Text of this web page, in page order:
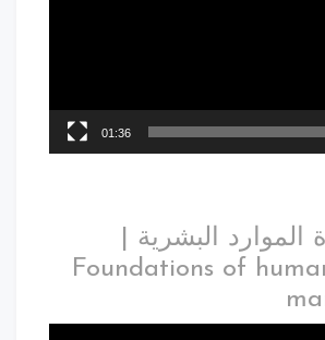
01:36
البشرية |
Foundations of